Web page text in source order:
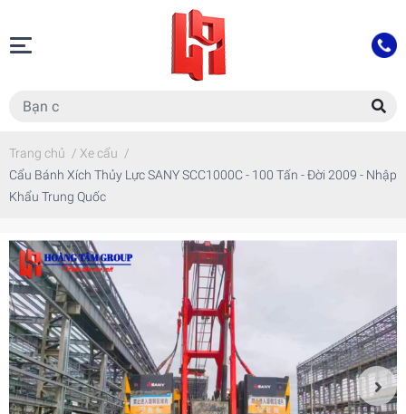
Trang chủ / Xe cẩu /
Cẩu Bánh Xích Thủy Lực SANY SCC1000C - 100 Tấn - Đời 2009 - Nhập
Khẩu Trung Quốc